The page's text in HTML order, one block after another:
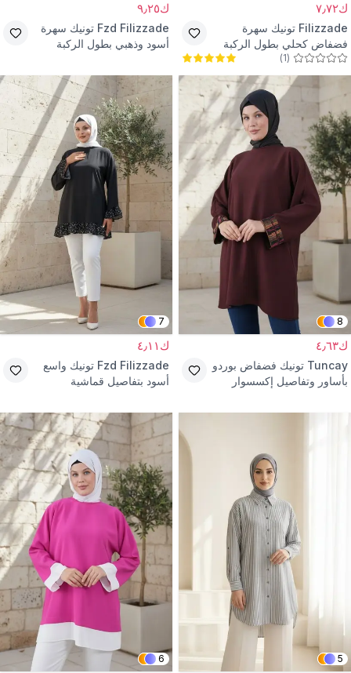
ك٧٫٧٢
Filizzade تونيك سهرة
فضفاض كحلي بطول الركبة
بأكمام خفاش(
1
)
ك٩٫٢٥
Fzd Filizzade تونيك سهرة
أسود وذهبي بطول الركبة
8
ك٤٫٦٣
Tuncay تونيك فضفاض بوردو
بأساور وتفاصيل إكسسوار
7
ك٤٫١١
Fzd Filizzade تونيك واسع
أسود بتفاصيل قماشية
5
6